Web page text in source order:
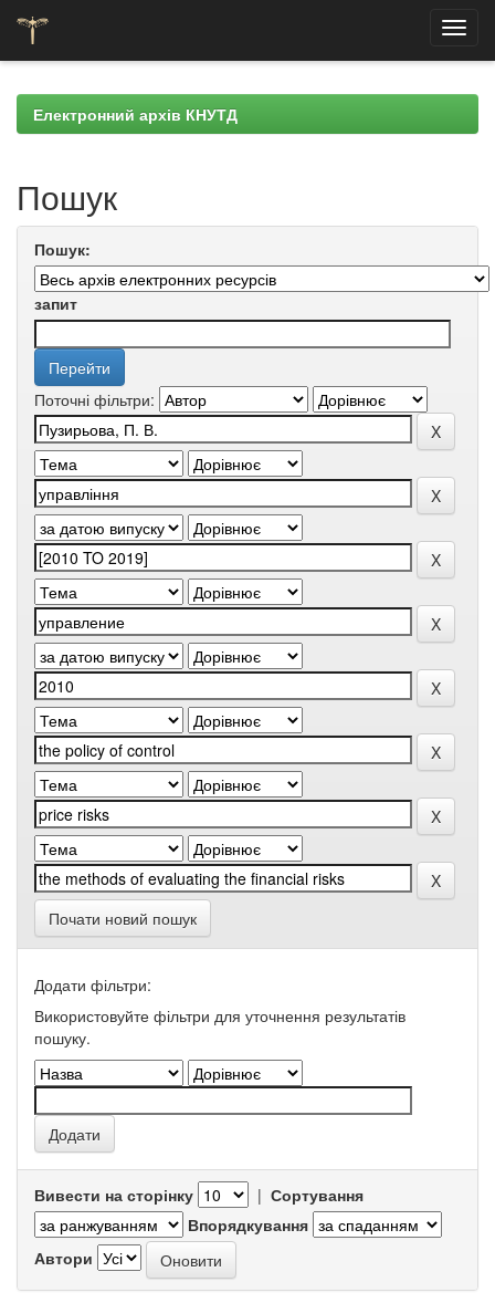
navigationЕлектронний архів КНУТД
Пошук
Пошук:
запит
Поточні фільтри:
Почати новий пошук
Додати фільтри:
Використовуйте фільтри для уточнення результатів
пошуку.
Вивести на сторінку | Сортування
Впорядкування
Автори